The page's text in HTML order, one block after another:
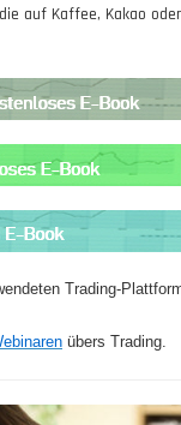
auf Kaffee, Kakao oder
Trading-
übers Trading.